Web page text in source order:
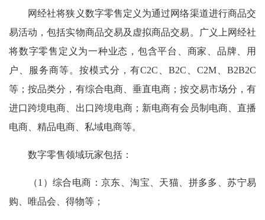
网经社将狭义数字零售定义为通过网络渠道进行商品交
易活动，包括实物商品交易及虚拟商品交易。广义上网经社
将数字零售定义为一种业态，包含平台、商家、品牌、用
户、服务商等。按模式分，有C2C、B2C、C2M、B2B2C
等；按品类分，有综合电商、垂直电商；按交易市场分，有
进口跨境电商、出口跨境电商；新电商有会员制电商、直播
电商、精品电商、私域电商等。
数字零售领域玩家包括：
（1）综合电商：京东、淘宝、天猫、拼多多、苏宁易
购、唯品会、得物等；